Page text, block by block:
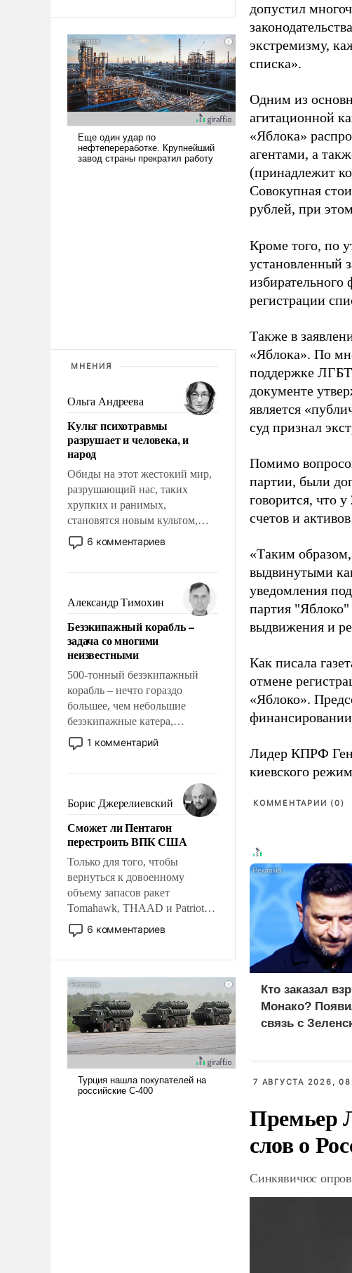
МНЕНИЯ
Ольга Андреева
Культ психотравмы
разрушает и человека, и
народ
Обиды на этот жестокий мир,
разрушающий нас, таких
хрупких и ранимых,
становятся новым культом,
постепенно вытесняя и
отменяя традиционное
мужественным и твердым под
ударами судьбы, брать на себя
ответственность, помогать
слабым, идти вперед и
адаптироваться.
6 комментариев
Александр Тимохин
Безэкипажный корабль –
задача со многими
неизвестными
500-тонный безэкипажный
корабль – нечто гораздо
большее, чем небольшие
безэкипажные катера,
применение которых уже
стало обыденностью. Задача по
сложна и амбициозна. Однако
и ее реализация радикально
поднимет наши боевые
возможности.
1 комментарий
Борис Джерелиевский
Сможет ли Пентагон
перестроить ВПК США
Только для того, чтобы
вернуться к довоенному
объему запасов ракет
Tomahawk, THAAD и Patriot
США потребуется более трех
лет. Даже небольшая война с
Сложившаяся ситуация
означает многолетний период
уязвимости США, например,
перед Китаем.
6 комментариев
допустил
экстремизму,
списка».
Одним из
агитационной
«Яблока»
агентами, а
(принадлежит
Совокупная
рублей, при
Кроме того, по
установленный
избирательного
регистрации
Также в
«Яблока». По
поддержке
документе
является
суд признал
Помимо
партии, были
говорится, что
счетов и
«Таким
выдвинутыми
уведомления
партия "Яблоко"
выдвижения и
Как писала
отмене
«Яблоко».
Лидер КПРФ
киевского
КОММЕНТАРИИ (0)
Кто заказал
Монако?
связь с
7 АВГУСТА 2026,
Премьер
слов о
Синкявичюс